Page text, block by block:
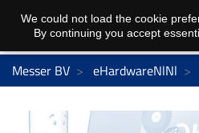
Messer BV eHardwareNlNl
We could not load the cookie
By continuing you accept